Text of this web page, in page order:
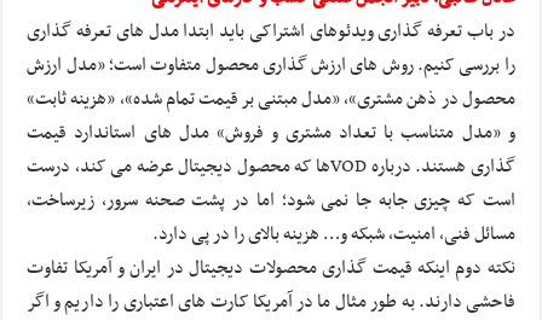
در باب تعرفه گذاری ویدئوهای اشتراکی باید ابتدا مدل های تعرفه گذاری
را بررسی کنیم. روش های ارزش گذاری محصول متفاوت است؛ «مدل ارزش
محصول در ذهن مشتری»، «مدل مبتنی بر قیمت تمام شده»، «هزینه ثابت»
و «مدل متناسب با تعداد مشتری و فروش» مدل های استاندارد قیمت
گذاری هستند. درباره VODها که محصول دیجیتال عرضه می کند، درست
است که چیزی جابه جا نمی شود؛ اما در پشت صحنه سرور، زیرساخت،
مسائل فنی، امنیت، شبکه و… هزینه بالای را در پی دارد.
نکته دوم اینکه قیمت گذاری محصولات دیجیتال در ایران و آمریکا تفاوت
فاحشی دارند. به طور مثال ما در آمریکا کارت های اعتباری را داریم و اگر